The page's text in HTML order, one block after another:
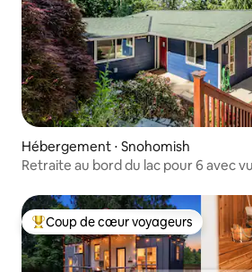
Hébergement ⋅ Snohomish
Retraite au bord du lac pour 6 avec
Coups de cœur voyageurs les plus
Coup de cœur voyageurs